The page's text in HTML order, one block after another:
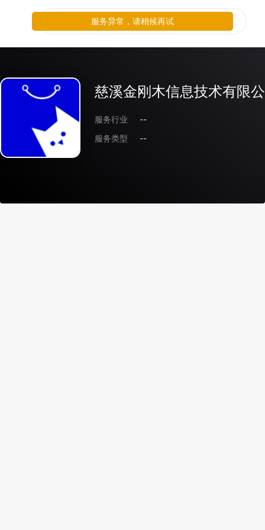
慈溪金刚木信息技术有限
服务行业
--
服务类型
--
服务异常，请稍候再试